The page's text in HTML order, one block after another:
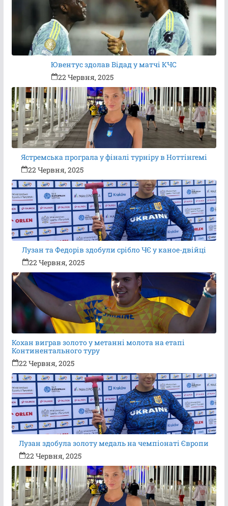
Ювентус здолав Відад у матчі КЧС
22 Червня, 2025
Ястремська програла у фіналі турніру в Ноттінгемі
22 Червня, 2025
Лузан та Федорів здобули срібло ЧЄ у каное-двійці
22 Червня, 2025
Кохан виграв золото у метанні молота на етапі
Континентального туру
22 Червня, 2025
Лузан здобула золоту медаль на чемпіонаті Європи
22 Червня, 2025